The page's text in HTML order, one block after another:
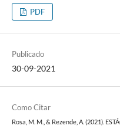
PDF
Publicado
30-09-2021
Como Citar
Rosa, M. M., & Rezende, A. (2021).